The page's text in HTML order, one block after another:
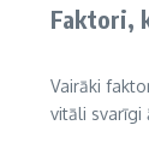
Faktori,
Vairāki
vitāli svarīgi